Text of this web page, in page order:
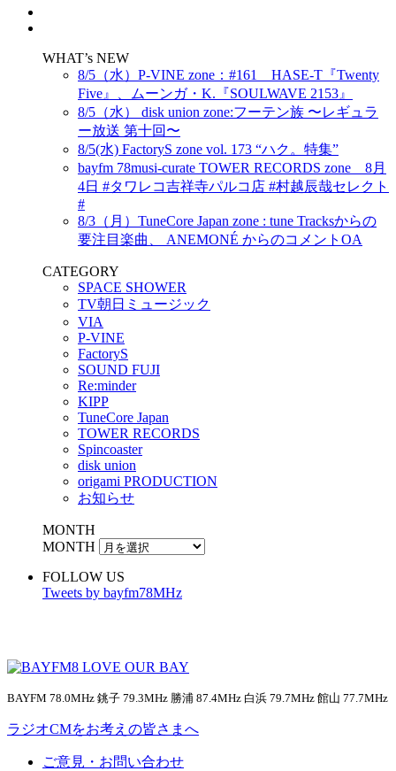
WHAT’s NEW
8/5（水）P-VINE zone：#161 HASE-T『Twenty
Five』、ムーンガ・K.『SOULWAVE 2153』
8/5（水） disk union zone:フーテン族 〜レギュラ
ー放送 第十回〜
8/5(水) FactoryS zone vol. 173 “ハク。特集”
bayfm 78musi-curate TOWER RECORDS zone 8月
4日 #タワレコ吉祥寺パルコ店 #村越辰哉セレクト
#
8/3（月）TuneCore Japan zone : tune Tracksからの
要注目楽曲、 ANEMONÉ からのコメントOA
CATEGORY
SPACE SHOWER
TV朝日ミュージック
VIA
P-VINE
FactoryS
SOUND FUJI
Re:minder
KIPP
TuneCore Japan
TOWER RECORDS
Spincoaster
disk union
origami PRODUCTION
お知らせ
MONTH
MONTH
FOLLOW US
Tweets by bayfm78MHz
BAYFM 78.0MHz 銚子 79.3MHz 勝浦 87.4MHz 白浜 79.7MHz 館山 77.7MHz
ラジオCMをお考えの皆さまへ
ご意見・お問い合わせ